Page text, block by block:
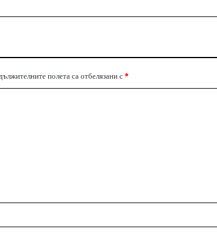
полета са отбелязани с*